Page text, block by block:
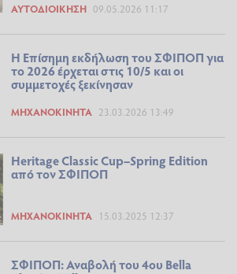
ΑΥΤΟΔΙΟΊΚΗΣΗ 09.05.2026 11:17
Η Επίσημη εκδήλωση του ΣΦΙΠΟΠ για
το 2026 έρχεται στις 10/5 και οι
συμμετοχές ξεκίνησαν
ΜΗΧΑΝΟΚΊΝΗΤΑ 23.03.2026 13:49
Heritage Classic Cup–Spring Edition
από τον ΣΦΙΠΟΠ
ΜΗΧΑΝΟΚΊΝΗΤΑ 15.03.2025 12:37
ΣΦΙΠΟΠ: Αναβολή του 4ου Bella